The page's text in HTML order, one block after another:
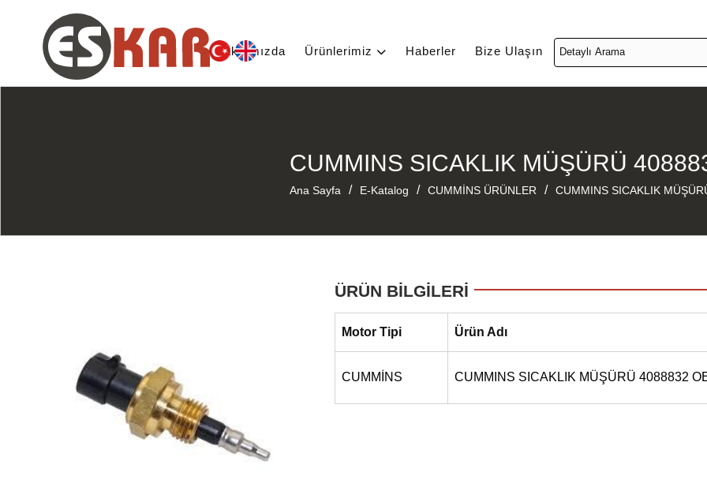
Hakkımızda Ürünlerimiz Haberler Bize Ulaşın
CUMMINS SICAKLIK MÜŞÜRÜ
Ana Sayfa / E-Katalog / CUMMİNS ÜRÜNLER / CUMMINS SICAKLIK
ÜRÜN BİLGİLERİ
Motor Tipi Ürün Adı
CUMMİNS CUMMINS SICAKLIK MÜŞÜRÜ 4088832